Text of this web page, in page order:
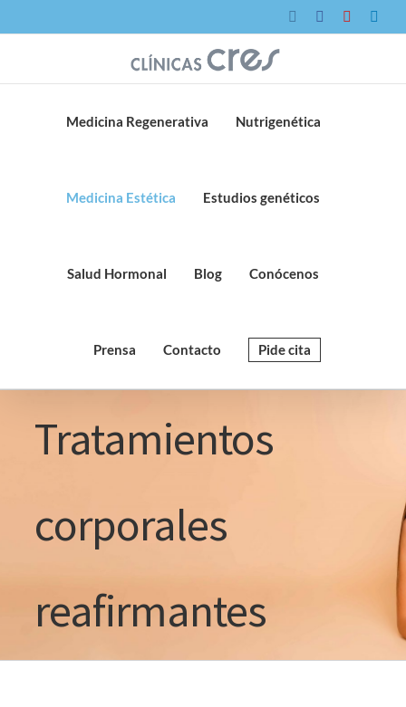
al
InstagramFacebookYouTube
Medicina Regenerativa Nutrigenética
Medicina Estética Estudios genéticos
Salud Hormonal Blog Conócenos
Prensa Contacto Pide cita
Tratamientos
corporales
reafirmantes